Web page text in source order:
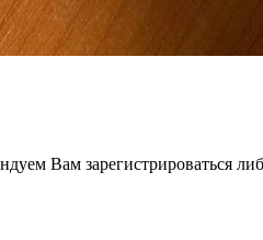
Вам зарегистрироваться